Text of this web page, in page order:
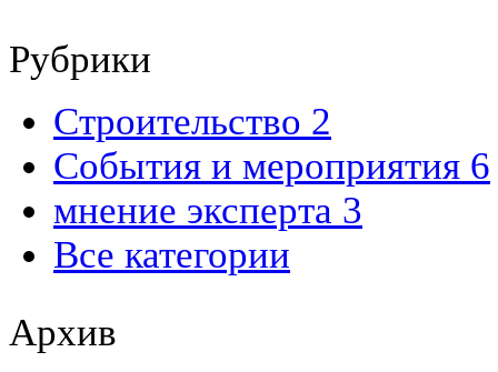
Рубрики
Строительство 2
События и мероприятия 6
мнение эксперта 3
Все категории
Архив